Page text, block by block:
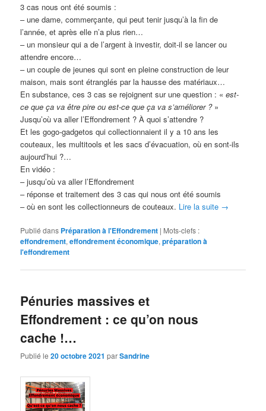
3 cas nous ont été soumis :
– une dame, commerçante, qui peut tenir jusqu’à la fin de
l’année, et après elle n’a plus rien…
– un monsieur qui a de l’argent à investir, doit-il se lancer ou
attendre encore…
– un couple de jeunes qui sont en pleine construction de leur
maison, mais sont étranglés par la hausse des matériaux…
En substance, ces 3 cas se rejoignent sur une question : «est-
ce que ça va être pire ou est-ce que ça va s’améliorer ?»
Jusqu’où va aller l’Effondrement ? À quoi s’attendre ?
Et les gogo-gadgetos qui collectionnaient il y a 10 ans les
couteaux, les multitools et les sacs d’évacuation, où en sont-ils
aujourd’hui ?…
En vidéo :
– jusqu’où va aller l’Effondrement
– réponse et traitement des 3 cas qui nous ont été soumis
– où en sont les collectionneurs de couteaux. Lire la suite →
Publié dans Préparation à l'Effondrement | Mots-clefs :
effondrement,effondrement économique,préparation à
l'effondrement
Pénuries massives et
Effondrement : ce qu’on nous
cache !…
Publié le20 octobre 2021 parSandrine